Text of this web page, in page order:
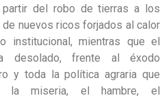
del robo de tierras a los
nuevos ricos forjados al calor
institucional, mientras que el
desolado, frente al éxodo
y toda la política agraria que
la miseria, el hambre, el